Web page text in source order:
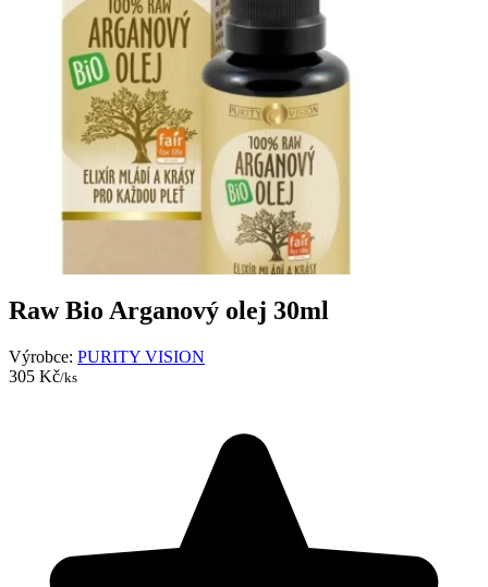
Raw Bio Arganový olej 30ml
Výrobce: PURITY VISION
305 Kč/ks